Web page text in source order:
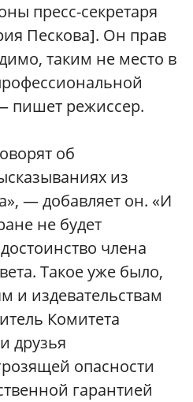
пресс-секретаря
Пескова]. Он прав
таким не место в
пишет режиссер.
об
из
— добавляет он. «И
не будет
члена
Такое уже было,
и издевательствам
Комитета
друзья
опасности
гарантией